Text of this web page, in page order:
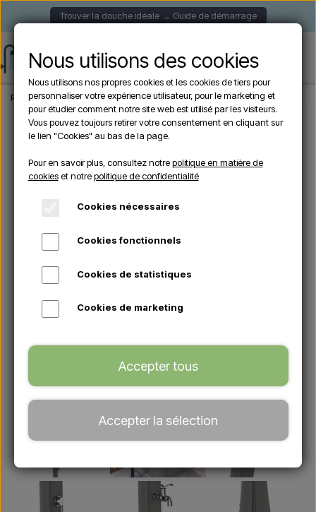
Trouver la douche idéale → Guide de démarrage
Page d'accueil Douche de Jardin Douches Solaire Sined SOLE GRIGIA -
Nous utilisons des cookies
Nous utilisons nos propres cookies et les cookies de tiers pour
personnaliser votre expérience utilisateur, pour le marketing et
pour étudier comment notre site web est utilisé par les visiteurs.
Vous pouvez toujours retirer votre consentement en cliquant sur
le lien "Cookies" au bas de la page.
Pour en savoir plus, consultez notrepolitique en matière de
cookieset notrepolitique de confidentialité
Cookies nécessaires
Cookies fonctionnels
Cookies de statistiques
Cookies de marketing
Accepter tous
Accepter la sélection